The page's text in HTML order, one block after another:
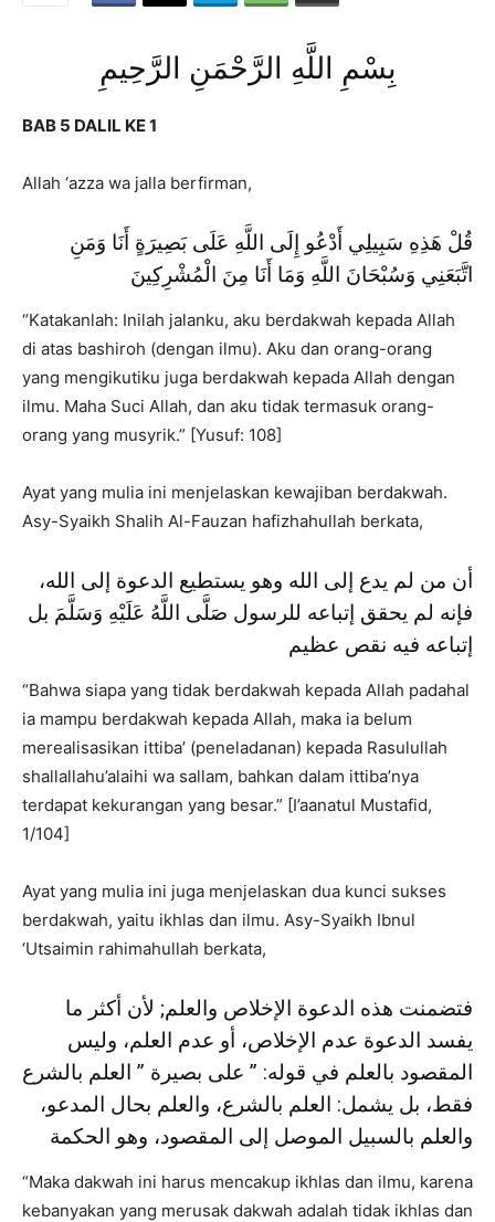
بِسْمِ اللَّهِ الرَّحْمَنِ الرَّحِيمِ
BAB 5 DALIL KE 1
Allah ‘azza wa jalla berfirman,
قُلْ هَذِهِ سَبِيلِي أَدْعُو إِلَى اللَّهِ عَلَى بَصِيرَةٍ أَنَا وَمَنِ
اتَّبَعَنِي وَسُبْحَانَ اللَّهِ وَمَا أَنَا مِنَ الْمُشْرِكِينَ
“Katakanlah: Inilah jalanku, aku berdakwah kepada Allah
di atas bashiroh (dengan ilmu). Aku dan orang-orang
yang mengikutiku juga berdakwah kepada Allah dengan
ilmu. Maha Suci Allah, dan aku tidak termasuk orang-
orang yang musyrik.” [Yusuf: 108]
Ayat yang mulia ini menjelaskan kewajiban berdakwah.
Asy-Syaikh Shalih Al-Fauzan hafizhahullah berkata,
أن من لم يدع إلى الله وهو يستطيع الدعوة إلى الله،
فإنه لم يحقق إتباعه للرسول صَلَّى اللَّهُ عَلَيْهِ وَسَلَّمَ بل
إتباعه فيه نقص عظيم
“Bahwa siapa yang tidak berdakwah kepada Allah padahal
ia mampu berdakwah kepada Allah, maka ia belum
merealisasikan ittiba’ (peneladanan) kepada Rasulullah
shallallahu’alaihi wa sallam, bahkan dalam ittiba’nya
terdapat kekurangan yang besar.” [I’aanatul Mustafid,
1/104]
Ayat yang mulia ini juga menjelaskan dua kunci sukses
berdakwah, yaitu ikhlas dan ilmu. Asy-Syaikh Ibnul
‘Utsaimin rahimahullah berkata,
فتضمنت هذه الدعوة الإخلاص والعلم; لأن أكثر ما
يفسد الدعوة عدم الإخلاص، أو عدم العلم، وليس
المقصود بالعلم في قوله: ” على بصيرة ” العلم بالشرع
فقط، بل يشمل: العلم بالشرع، والعلم بحال المدعو،
والعلم بالسبيل الموصل إلى المقصود، وهو الحكمة
“Maka dakwah ini harus mencakup ikhlas dan ilmu, karena
kebanyakan yang merusak dakwah adalah tidak ikhlas dan